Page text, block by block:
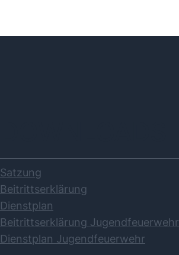
Satzung
Beitrittserklärung
Dienstplan
Beitrittserklärung Jugendfeuerwehr
Dienstplan Jugendfeuerwehr